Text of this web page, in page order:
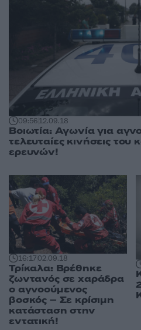
09:5612.09.18
Βοιωτία: Αγωνία για
τελευταίες κινήσεις του
ερευνών!
16:1702.09.18
Τρίκαλα: Βρέθηκε
ζωντανός σε χαράδρα
ο αγνοούμενος
βοσκός – Σε κρίσιμη
κατάσταση στην
εντατική!